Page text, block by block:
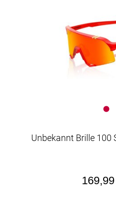
Unbekannt Brille 100